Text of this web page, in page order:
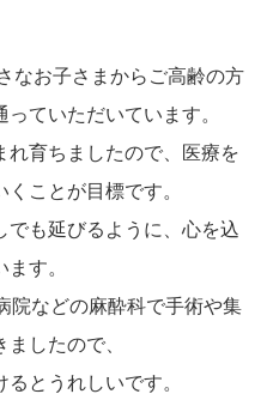
なお子さまからご高齢の方
ていただいています。
れ育ちましたので、医療を
ことが目標です。
でも延びるように、心を込
す。
院などの麻酔科で手術や集
したので、
とうれしいです。